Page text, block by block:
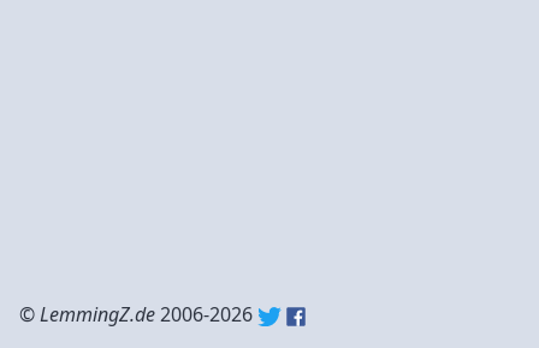
©LemmingZ.de2006-2026